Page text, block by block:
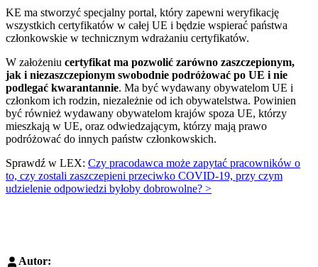
KE ma stworzyć specjalny portal, który zapewni weryfikację
wszystkich certyfikatów w całej UE i będzie wspierać państwa
członkowskie w technicznym wdrażaniu certyfikatów.
W założeniu certyfikat ma pozwolić zarówno zaszczepionym,
jak i niezaszczepionym swobodnie podróżować po UE i nie
podlegać kwarantannie. Ma być wydawany obywatelom UE i
członkom ich rodzin, niezależnie od ich obywatelstwa. Powinien
być również wydawany obywatelom krajów spoza UE, którzy
mieszkają w UE, oraz odwiedzającym, którzy mają prawo
podróżować do innych państw członkowskich.
Sprawdź w LEX: Czy pracodawca może zapytać pracowników o
to, czy zostali zaszczepieni przeciwko COVID-19, przy czym
udzielenie odpowiedzi byłoby dobrowolne? >
Autor: